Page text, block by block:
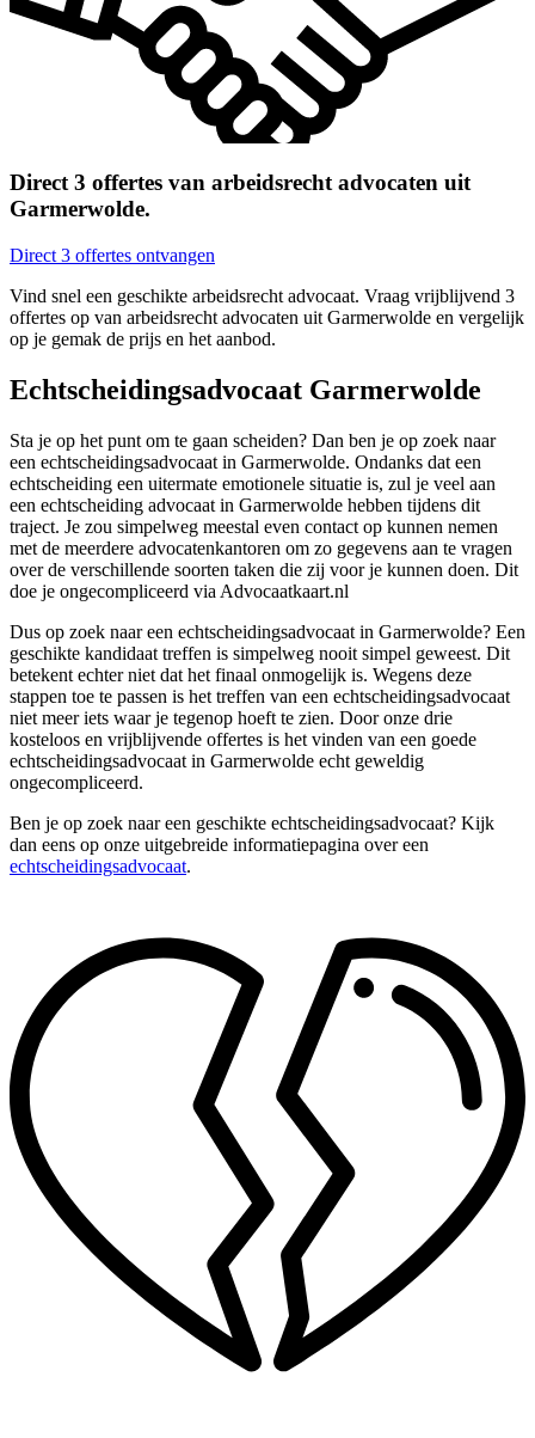
Direct 3 offertes van arbeidsrecht advocaten uit
Garmerwolde.
Direct 3 offertes ontvangen
Vind snel een geschikte arbeidsrecht advocaat. Vraag vrijblijvend 3
offertes op van arbeidsrecht advocaten uit Garmerwolde en vergelijk
op je gemak de prijs en het aanbod.
Echtscheidingsadvocaat Garmerwolde
Sta je op het punt om te gaan scheiden? Dan ben je op zoek naar
een echtscheidingsadvocaat in Garmerwolde. Ondanks dat een
echtscheiding een uitermate emotionele situatie is, zul je veel aan
een echtscheiding advocaat in Garmerwolde hebben tijdens dit
traject. Je zou simpelweg meestal even contact op kunnen nemen
met de meerdere advocatenkantoren om zo gegevens aan te vragen
over de verschillende soorten taken die zij voor je kunnen doen. Dit
doe je ongecompliceerd via Advocaatkaart.nl
Dus op zoek naar een echtscheidingsadvocaat in Garmerwolde? Een
geschikte kandidaat treffen is simpelweg nooit simpel geweest. Dit
betekent echter niet dat het finaal onmogelijk is. Wegens deze
stappen toe te passen is het treffen van een echtscheidingsadvocaat
niet meer iets waar je tegenop hoeft te zien. Door onze drie
kosteloos en vrijblijvende offertes is het vinden van een goede
echtscheidingsadvocaat in Garmerwolde echt geweldig
ongecompliceerd.
Ben je op zoek naar een geschikte echtscheidingsadvocaat? Kijk
dan eens op onze uitgebreide informatiepagina over een
echtscheidingsadvocaat.